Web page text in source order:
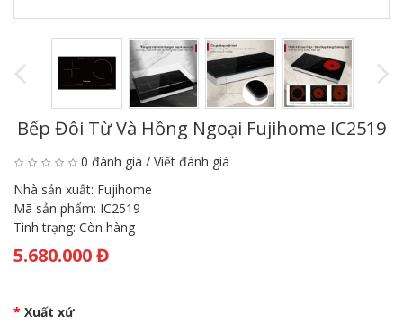
Bếp Đôi Từ Và Hồng Ngoại Fujihome IC2519
0 đánh giá / Viết đánh giá
Nhà sản xuất: Fujihome
Mã sản phẩm: IC2519
Tình trạng: Còn hàng
5.680.000 Đ
Xuất xứ